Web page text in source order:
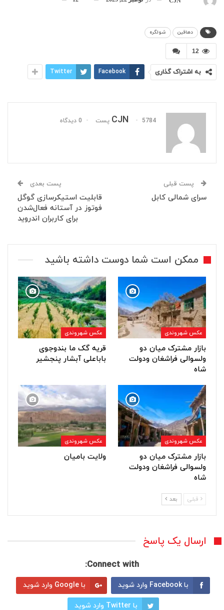
دهاقین شولگره
12
به اشتراک گذاری Facebook
Twitter
CJN 5784 پست 0 دیدگاه
پست قبلی
سرای شمالی کابل
پست بعدی
قابلیت استیکرسازی گوگل
فوتوز در آستانه فعال‌شدن
برای کاربران اندروید
ممکن است شما دوست داشته باشید
عکس شهروندی
بازار مشترک میان دو
ولسوالی فراشغان ودولت
شاه
عکس شهروندی
قریه گک ما بندوجوی
باباعلی آبشار پنجشیر
عکس شهروندی
بازار مشترک میان دو
ولسوالی فراشغان ودولت
شاه
عکس شهروندی
ولایت بامیان
قبلی بعد
ارسال یک پاسخ
Connect with:
با Facebook وارد شوید با Google وارد شوید
با Twitter وارد شوید